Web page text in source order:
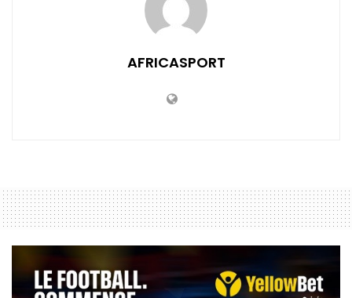
AFRICASPORT